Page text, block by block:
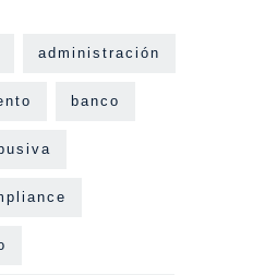
administración
banco